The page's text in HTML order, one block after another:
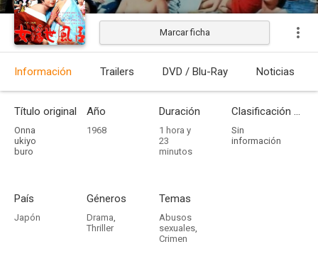
Marcar ficha
Información Trailers DVD / Blu-Ray Noticias
Título original
Onna
ukiyo
buro
Año
1968
Duración
1 hora y
23
minutos
Clasificación por edades
Sin
información
País
Japón
Géneros
Drama,
Thriller
Temas
Abusos
sexuales,
Crimen